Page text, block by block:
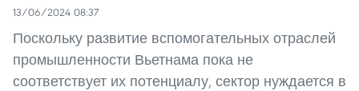
13/06/2024 08:37
Поскольку развитие вспомогательных отраслей
промышленности Вьетнама пока не
соответствует их потенциалу, сектор нуждается в